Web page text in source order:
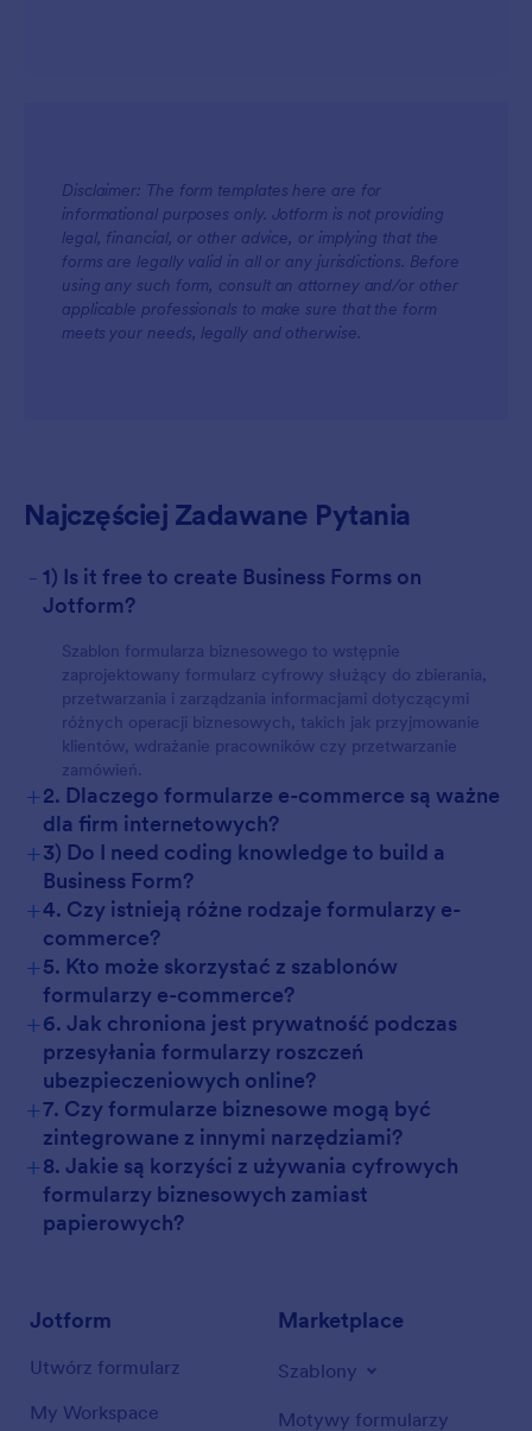
For Teams
Disclaimer: The form templates here are for
informational purposes only. Jotform is not providing
legal, financial, or other advice, or implying that the
forms are legally valid in all or any jurisdictions. Before
using any such form, consult an attorney and/or other
applicable professionals to make sure that the form
meets your needs, legally and otherwise.
Najczęściej Zadawane Pytania
- 1) Is it free to create Business Forms on
Jotform?
Szablon formularza biznesowego to wstępnie
zaprojektowany formularz cyfrowy służący do zbierania,
przetwarzania i zarządzania informacjami dotyczącymi
różnych operacji biznesowych, takich jak przyjmowanie
klientów, wdrażanie pracowników czy przetwarzanie
zamówień.
+2. Dlaczego formularze e-commerce są ważne
dla firm internetowych?
+3) Do I need coding knowledge to build a
Business Form?
+4. Czy istnieją różne rodzaje formularzy e-
commerce?
+5. Kto może skorzystać z szablonów
formularzy e-commerce?
+6. Jak chroniona jest prywatność podczas
przesyłania formularzy roszczeń
ubezpieczeniowych online?
+7. Czy formularze biznesowe mogą być
zintegrowane z innymi narzędziami?
+8. Jakie są korzyści z używania cyfrowych
formularzy biznesowych zamiast
papierowych?
Jotform
Utwórz formularz
My Workspace
Marketplace
Szablony
Motywy formularzy